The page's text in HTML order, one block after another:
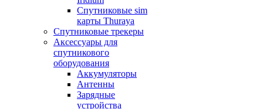
Спутниковые sim
карты Thuraya
Спутниковые трекеры
Аксессуары для
спутникового
оборудования
Аккумуляторы
Антенны
Зарядные
устройства